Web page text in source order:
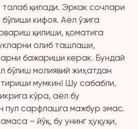
қилади. Эркак сочлари
кифоя. Аёл ўзига
қилиши, қоматига
олиб ташлаши,
бажариши керак. Бундай
бўлиш молиявий жиҳатдан
мумкин! Шу сабабли,
кўра, аёл бу
пул сарфлашга мажбур эмас.
– йўқ, бу унинг ҳуқуқи,